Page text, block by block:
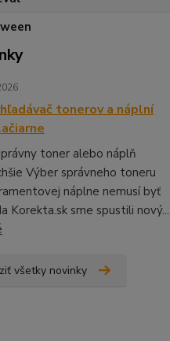
tonerov a náplní
toner alebo náplň
Výber správneho toneru
náplne nemusí byť
Korekta.sk sme spustili nový...
všetky novinky